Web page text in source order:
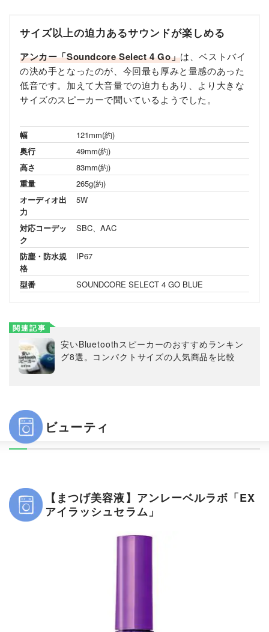
サイズ以上の迫力あるサウンドが楽しめる
アンカー「Soundcore Select 4 Go」は、ベストバイ
の決め手となったのが、今回最も厚みと量感のあった
低音です。加えて大音量での迫力もあり、より大きな
サイズのスピーカーで聞いているようでした。
幅
121mm(約)
奥行
49mm(約)
高さ
83mm(約)
重量
265g(約)
オーディオ出
力
5W
対応コーデッ
ク
SBC、AAC
防塵・防水規
格
IP67
型番 SOUNDCORE SELECT 4 GO BLUE
関連記事
安いBluetoothスピーカーのおすすめランキン
グ8選。コンパクトサイズの人気商品を比較
ビューティ
【まつげ美容液】アンレーベルラボ「EX
アイラッシュセラム」